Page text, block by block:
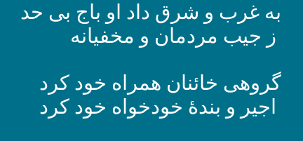
به غرب و شرق داد او باج بی حد
ز جیب مردمان و مخفیانه
گروهی خائنان همراه خود کرد
اجیر و بندۀ خودخواه خود کرد